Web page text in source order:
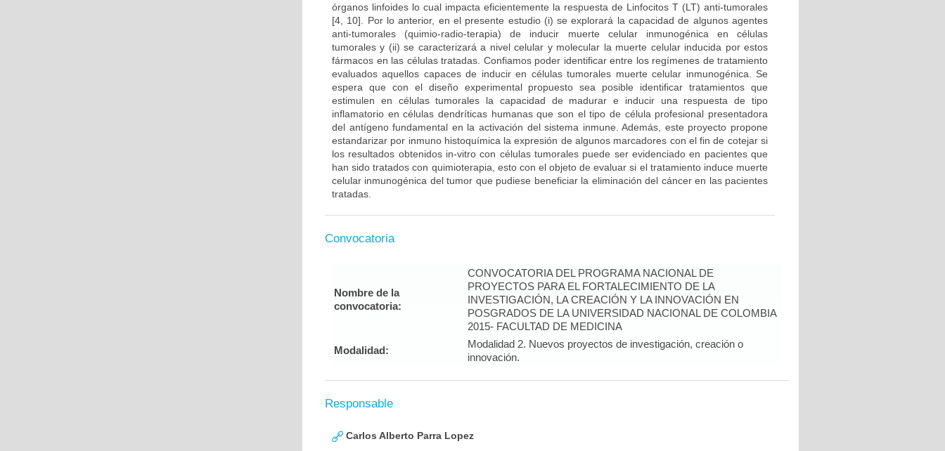
órganos linfoides lo cual impacta eficientemente la respuesta de Linfocitos T (LT) anti-tumorales
[4, 10]. Por lo anterior, en el presente estudio (i) se explorará la capacidad de algunos agentes
anti-tumorales (quimio-radio-terapia) de inducir muerte celular inmunogénica en células
tumorales y (ii) se caracterizará a nivel celular y molecular la muerte celular inducida por estos
fármacos en las células tratadas. Confiamos poder identificar entre los regímenes de tratamiento
evaluados aquellos capaces de inducir en células tumorales muerte celular inmunogénica. Se
espera que con el diseño experimental propuesto sea posible identificar tratamientos que
estimulen en células tumorales la capacidad de madurar e inducir una respuesta de tipo
inflamatorio en células dendríticas humanas que son el tipo de célula profesional presentadora
del antígeno fundamental en la activación del sistema inmune. Además, este proyecto propone
estandarizar por inmuno histoquímica la expresión de algunos marcadores con el fin de cotejar si
los resultados obtenidos in-vitro con células tumorales puede ser evidenciado en pacientes que
han sido tratados con quimioterapia, esto con el objeto de evaluar si el tratamiento induce muerte
celular inmunogénica del tumor que pudiese beneficiar la eliminación del cáncer en las pacientes
tratadas.
Convocatoria
Nombre de la
convocatoria:
CONVOCATORIA DEL PROGRAMA NACIONAL DE
PROYECTOS PARA EL FORTALECIMIENTO DE LA
INVESTIGACIÓN, LA CREACIÓN Y LA INNOVACIÓN EN
POSGRADOS DE LA UNIVERSIDAD NACIONAL DE COLOMBIA
2015- FACULTAD DE MEDICINA
Modalidad:
Modalidad 2. Nuevos proyectos de investigación, creación o
innovación.
Responsable
Carlos Alberto Parra Lopez